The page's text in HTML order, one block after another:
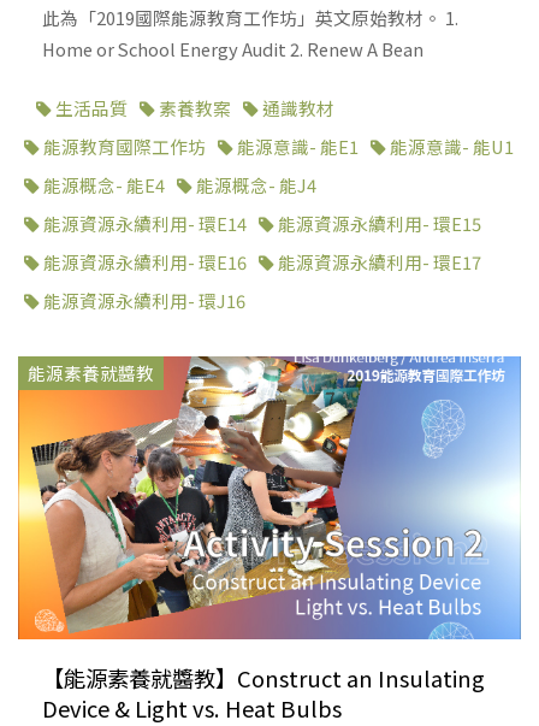
此為「2019國際能源教育工作坊」英文原始教材。 1.
Home or School Energy Audit 2. Renew A Bean
生活品質 素養教案
通識教材
能源教育國際工作坊
能源意識- 能E1
能源意識- 能U1
能源概念- 能E4
能源概念- 能J4
能源資源永續利用- 環E14
能源資源永續利用- 環E15
能源資源永續利用- 環E16
能源資源永續利用- 環E17
能源資源永續利用- 環J16
能源素養就醬教
【能源素養就醬教】Construct an Insulating
Device & Light vs. Heat Bulbs